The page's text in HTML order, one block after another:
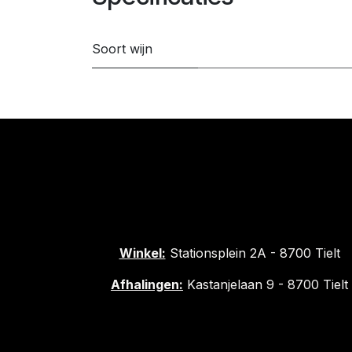
Soort wijn
Winkel: Stationsplein 2A - 8700 Tielt
Afhalingen: Kastanjelaan 9 - 8700 Tielt